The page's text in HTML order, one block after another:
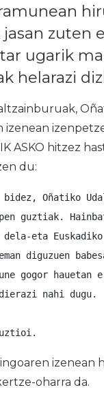
zuten
ugarik
helarazi
izenean
ASKO hitzez
du:
bidez, Oñatiko
guztiak.
dela-eta
diguzuen
gogor hauetan
nahi dugu.
izenean
oharra da.